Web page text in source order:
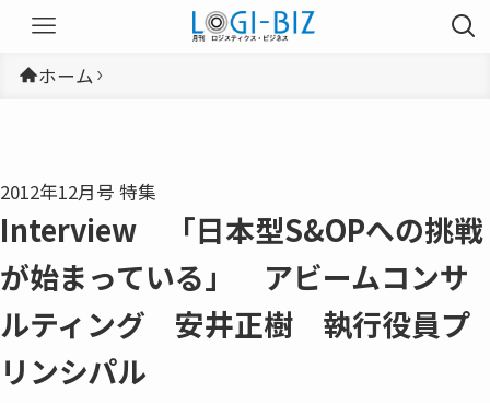
ホーム
2012年12月号 特集
Interview 「日本型S&OPへの挑戦
が始まっている」 アビームコンサ
ルティング 安井正樹 執行役員プ
リンシパル